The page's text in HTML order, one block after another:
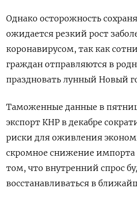
Однако осторожность
ожидается резкий рост
коронавирусом, так как
граждан отправляются в
праздновать лунный Новый
Таможенные данные в
экспорт КНР в декабре
риски для оживления
скромное снижение импорта
том, что внутренний спрос
восстанавливаться в